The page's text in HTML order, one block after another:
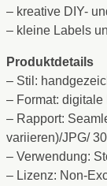
– kreative DIY-
– kleine Labels
Produktdetails
– Stil:
– Format: digitale
– Rapport:
variieren)/JPG/
– Verwendung:
– Lizenz: Non-